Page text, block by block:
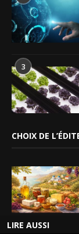
3
CHOIX DE
LIRE AUSSI